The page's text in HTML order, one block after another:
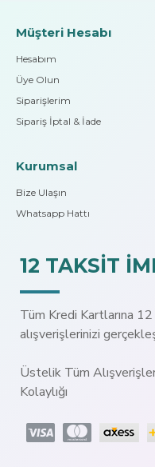
Müşteri Hesabı
Hesabım
Üye Olun
Siparişlerim
Sipariş İptal & İade
Kurumsal
Bize Ulaşın
Whatsapp Hattı
12 TAKSİT
Tüm Kredi Kartlarına
alışverişlerinizi
Üstelik Tüm
Kolaylığı